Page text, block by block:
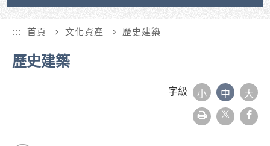
::: 首頁 文化資產 歷史建築
歷史建築
字級 小 中 大
友
善